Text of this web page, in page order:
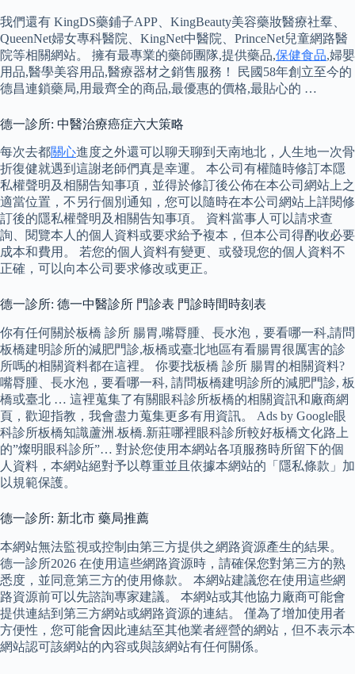
我們還有 KingDS藥鋪子APP、KingBeauty美容藥妝醫療社羣、
QueenNet婦女專科醫院、KingNet中醫院、PrinceNet兒童網路醫
院等相關網站。 擁有最專業的藥師團隊,提供藥品,保健食品,婦嬰
用品,醫學美容用品,醫療器材之銷售服務！ 民國58年創立至今的
德昌連鎖藥局,用最齊全的商品,最優惠的價格,最貼心的 …
德一診所: 中醫治療癌症六大策略
每次去都關心進度之外還可以聊天聊到天南地北，人生地一次骨
折復健就遇到這謝老師們真是幸運。 本公司有權隨時修訂本隱
私權聲明及相關告知事項，並得於修訂後公佈在本公司網站上之
適當位置，不另行個別通知，您可以隨時在本公司網站上詳閱修
訂後的隱私權聲明及相關告知事項。 資料當事人可以請求查
詢、閱覽本人的個人資料或要求給予複本，但本公司得酌收必要
成本和費用。 若您的個人資料有變更、或發現您的個人資料不
正確，可以向本公司要求修改或更正。
德一診所: 德一中醫診所 門診表 門診時間時刻表
你有任何關於板橋 診所 腸胃,嘴脣腫、長水泡，要看哪一科,請問
板橋建明診所的減肥門診,板橋或臺北地區有看腸胃很厲害的診
所嗎的相關資料都在這裡。 你要找板橋 診所 腸胃的相關資料?
嘴脣腫、長水泡，要看哪一科, 請問板橋建明診所的減肥門診, 板
橋或臺北 … 這裡蒐集了有關眼科診所板橋的相關資訊和廠商網
頁，歡迎指教，我會盡力蒐集更多有用資訊。 Ads by Google眼
科診所板橋知識蘆洲.板橋.新莊哪裡眼科診所較好板橋文化路上
的”燦明眼科診所”… 對於您使用本網站各項服務時所留下的個
人資料，本網站絕對予以尊重並且依據本網站的「隱私條款」加
以規範保護。
德一診所: 新北市 藥局推薦
本網站無法監視或控制由第三方提供之網路資源產生的結果。
德一診所2026 在使用這些網路資源時，請確保您對第三方的熟
悉度，並同意第三方的使用條款。 本網站建議您在使用這些網
路資源前可以先諮詢專家建議。 本網站或其他協力廠商可能會
提供連結到第三方網站或網路資源的連結。 僅為了增加使用者
方便性，您可能會因此連結至其他業者經營的網站，但不表示本
網站認可該網站的內容或與該網站有任何關係。